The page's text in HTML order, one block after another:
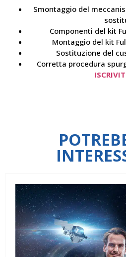
Smontaggio del
Componenti del kit
Montaggio del kit
Sostituzione del
Corretta procedura